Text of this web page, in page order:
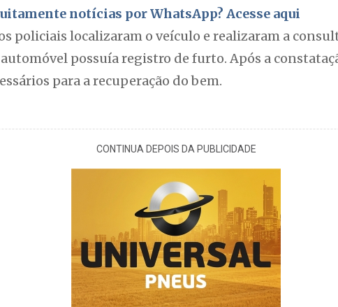
notícias por WhatsApp? Acesse aqui
policiais localizaram o veículo e realizaram a
possuía registro de furto. Após a
para a recuperação do bem.
CONTINUA DEPOIS DA PUBLICIDADE